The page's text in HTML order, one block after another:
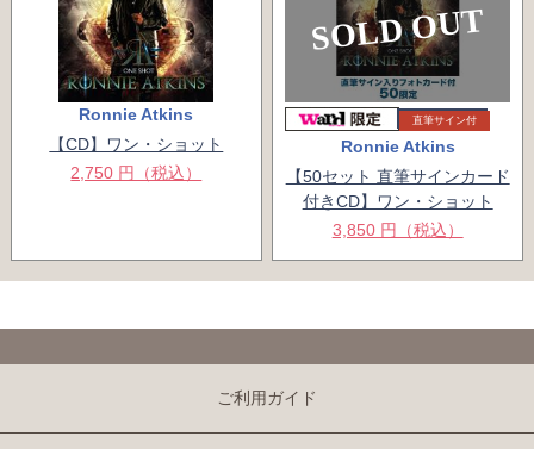
Ronnie Atkins
【CD】ワン・ショット
2,750 円（税込）
SOLD OUT
直筆サイン付
Ronnie Atkins
【50セット 直筆サインカード
付きCD】ワン・ショット
3,850 円（税込）
ご利用ガイド